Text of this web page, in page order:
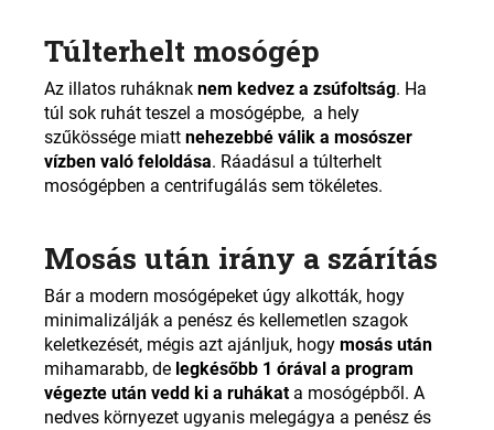
Túlterhelt mosógép
Az illatos ruháknak nem kedvez a zsúfoltság. Ha
túl sok ruhát teszel a mosógépbe, a hely
szűkössége miatt nehezebbé válik a mosószer
vízben való feloldása. Ráadásul a túlterhelt
mosógépben a centrifugálás sem tökéletes.
Mosás után irány a szárítás
Bár a modern mosógépeket úgy alkották, hogy
minimalizálják a penész és kellemetlen szagok
keletkezését, mégis azt ajánljuk, hogy mosás után
mihamarabb, de legkésőbb 1 órával a program
végezte után vedd ki a ruhákat a mosógépből. A
nedves környezet ugyanis melegágya a penész és